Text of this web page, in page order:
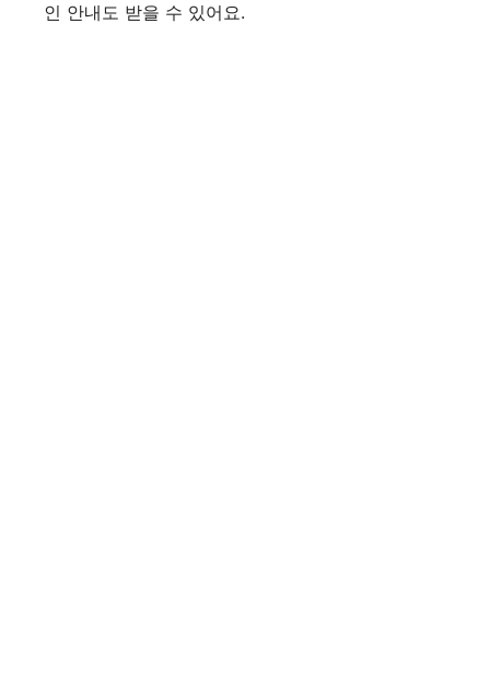
인 안내도 받을 수 있어요.